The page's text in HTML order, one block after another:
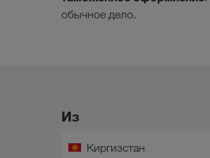
обычное дело.
Из
Киргизстан